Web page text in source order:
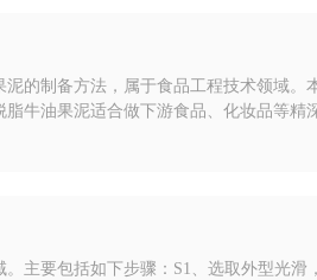
的制备方法，属于食品工程技术领域
牛油果泥适合做下游食品、化妆品等
不变色，不易被微生物侵染，无须冷
主要包括如下步骤：S1、选取外型光